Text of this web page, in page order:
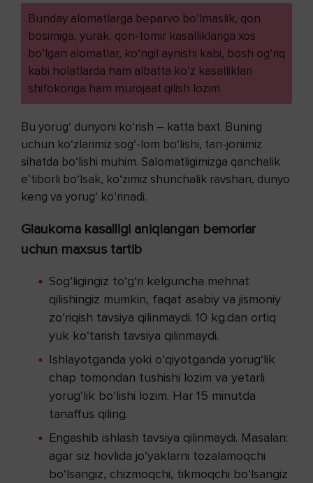
Bunday alomatlarga beparvo bo‘lmaslik, qon
bosimiga, yurak, qon-tomir kasalliklariga xos
bo‘lgan alomatlar, ko‘ngil aynishi kabi, bosh og‘riq
kabi holatlarda ham albatta ko‘z kasalliklari
shifokoriga ham murojaat qilish lozim.
Bu yorug‘ dunyoni ko‘rish – katta baxt. Buning
uchun ko‘zlarimiz sog‘-lom bo‘lishi, tan-jonimiz
sihatda bo‘lishi muhim. Salomatligimizga qanchalik
e’tiborli bo‘lsak, ko‘zimiz shunchalik ravshan, dunyo
keng va yorug‘ ko‘rinadi.
Glaukoma kasalligi aniqlangan bemorlar
uchun maxsus tartib
Sog‘ligingiz to‘g‘ri kelguncha mehnat
qilishingiz mumkin, faqat asabiy va jismoniy
zo‘riqish tavsiya qilinmaydi. 10 kg.dan ortiq
yuk ko‘tarish tavsiya qilinmaydi.
Ishlayotganda yoki o‘qiyotganda yorug‘lik
chap tomondan tushishi lozim va yetarli
yorug‘lik bo‘lishi lozim. Har 15 minutda
tanaffus qiling.
Engashib ishlash tavsiya qilinmaydi. Masalan:
agar siz hovlida jo‘yaklarni tozalamoqchi
bo‘lsangiz, chizmoqchi, tikmoqchi bo‘lsangiz